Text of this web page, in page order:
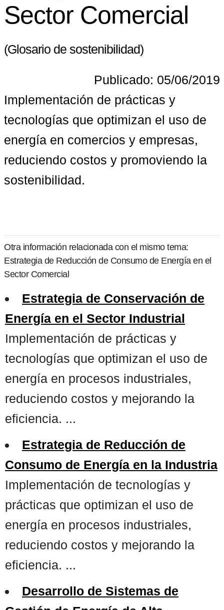
Sector Comercial
(Glosario de sostenibilidad)
Publicado: 05/06/2019
Implementación de prácticas y
tecnologías que optimizan el uso de
energía en comercios y empresas,
reduciendo costos y promoviendo la
sostenibilidad.
Otra información relacionada con el mismo tema:
Estrategia de Reducción de Consumo de Energía en el
Sector Comercial
Estrategia de Conservación de
Energía en el Sector Industrial
Implementación de prácticas y
tecnologías que optimizan el uso de
energía en procesos industriales,
reduciendo costos y mejorando la
eficiencia. ...
Estrategia de Reducción de
Consumo de Energía en la Industria
Implementación de tecnologías y
prácticas que optimizan el uso de
energía en procesos industriales,
reduciendo costos y mejorando la
eficiencia. ...
Desarrollo de Sistemas de